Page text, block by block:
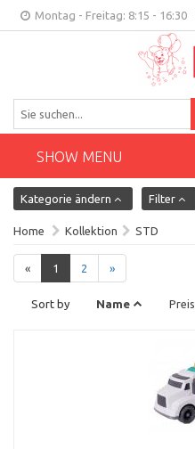
Montag - Freitag: 8:15 - 16:30
SHOW MENU
Kategorie ändern Filter
Home Kollektion STD
« 1 2 »
Sort by Name Preis